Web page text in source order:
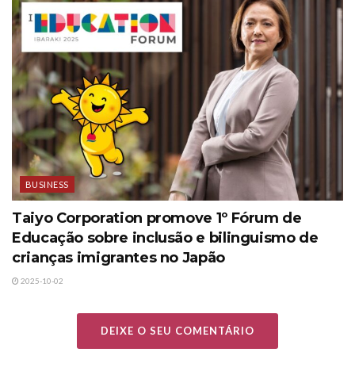
BUSINESS
Taiyo Corporation promove 1º Fórum de
Educação sobre inclusão e bilinguismo de
crianças imigrantes no Japão
2025-10-02
DEIXE O SEU COMENTÁRIO